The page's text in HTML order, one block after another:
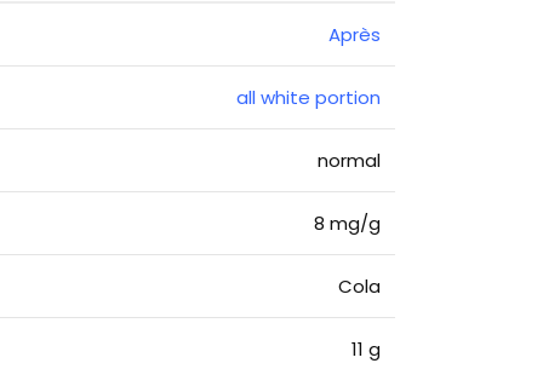
Après
all white portion
normal
8 mg/g
Cola
11 g